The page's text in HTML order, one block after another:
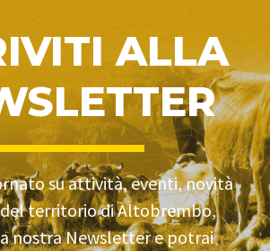
ALLA
su attività, eventi, novità
territorio di Altobrembo,
nostra Newsletter e potrai